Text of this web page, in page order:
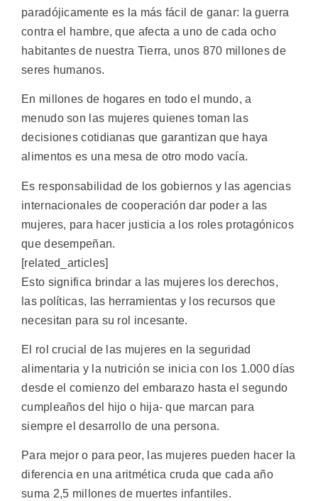
paradójicamente es la más fácil de ganar: la guerra
contra el hambre, que afecta a uno de cada ocho
habitantes de nuestra Tierra, unos 870 millones de
seres humanos.
En millones de hogares en todo el mundo, a
menudo son las mujeres quienes toman las
decisiones cotidianas que garantizan que haya
alimentos es una mesa de otro modo vacía.
Es responsabilidad de los gobiernos y las agencias
internacionales de cooperación dar poder a las
mujeres, para hacer justicia a los roles protagónicos
que desempeñan.
[related_articles]
Esto significa brindar a las mujeres los derechos,
las políticas, las herramientas y los recursos que
necesitan para su rol incesante.
El rol crucial de las mujeres en la seguridad
alimentaria y la nutrición se inicia con los 1.000 días
desde el comienzo del embarazo hasta el segundo
cumpleaños del hijo o hija- que marcan para
siempre el desarrollo de una persona.
Para mejor o para peor, las mujeres pueden hacer la
diferencia en una aritmética cruda que cada año
suma 2,5 millones de muertes infantiles.